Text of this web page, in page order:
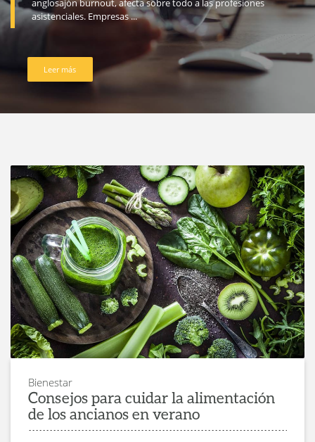
anglosajón burnout, afecta sobre todo a las profesiones
asistenciales. Empresas ...
Leer más
Bienestar
Consejos para cuidar la alimentación
de los ancianos en verano